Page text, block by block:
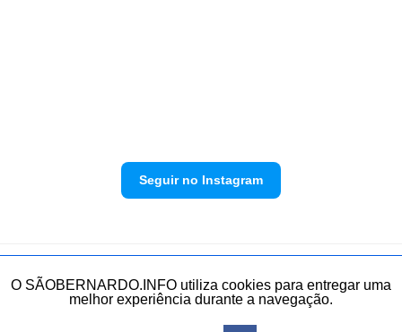
Seguir no Instagram
Política de privacidade Envie sua denúncia
O SÃOBERNARDO.INFO utiliza cookies para entregar uma
melhor experiência durante a navegação.